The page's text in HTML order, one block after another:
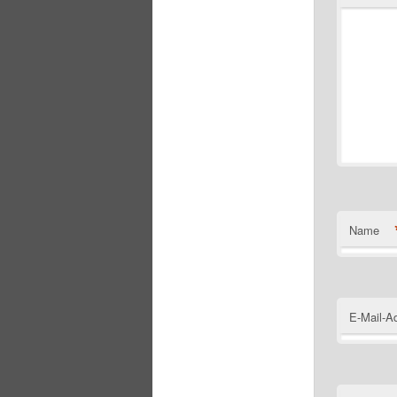
Name
E-Mail-